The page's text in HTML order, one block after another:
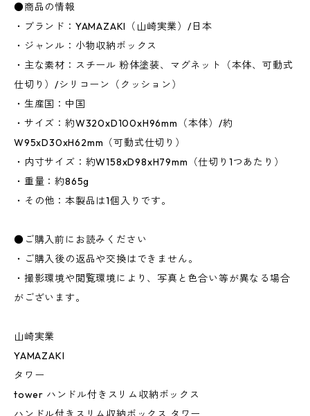
●商品の情報
・ブランド：YAMAZAKI（山崎実業）/日本
・ジャンル：小物収納ボックス
・主な素材：スチール 粉体塗装、マグネット（本体、可動式
仕切り）/シリコーン（クッション）
・生産国：中国
・サイズ：約W320xD100xH96mm（本体）/約
W95xD30xH62mm（可動式仕切り）
・内寸サイズ：約W158xD98xH79mm（仕切り1つあたり）
・重量：約865g
・その他：本製品は1個入りです。
●ご購入前にお読みください
・ご購入後の返品や交換はできません。
・撮影環境や閲覧環境により、写真と色合い等が異なる場合
がございます。
山崎実業
YAMAZAKI
タワー
tower ハンドル付きスリム収納ボックス